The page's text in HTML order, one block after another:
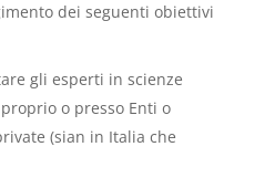
dei seguenti obiettivi
gli esperti in scienze
o presso Enti o
(sian in Italia che